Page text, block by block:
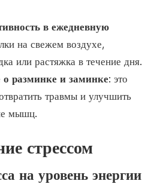
в ежедневную
на свежем воздухе,
или растяжка в течение дня.
о разминке и заминке: это
травмы и улучшить
мышц.
стрессом
на уровень энергии